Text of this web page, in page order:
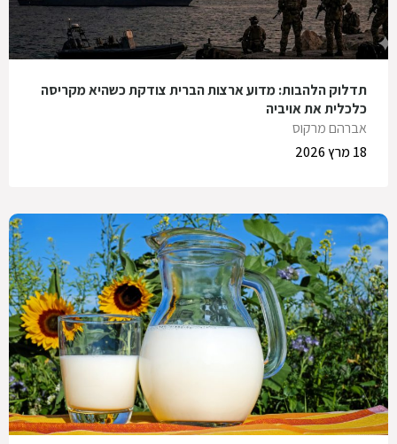
תדלוק הלהבות: מדוע ארצות הברית צודקת כשהיא מקריסה
כלכלית את אויביה
אברהם מרקוס
18 מרץ 2026